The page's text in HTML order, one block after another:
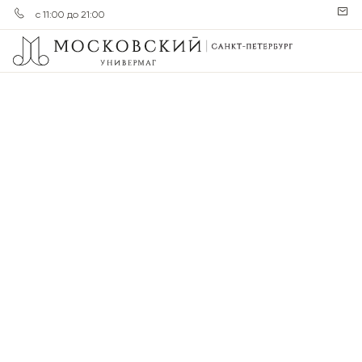
с 11:00 до 21:00